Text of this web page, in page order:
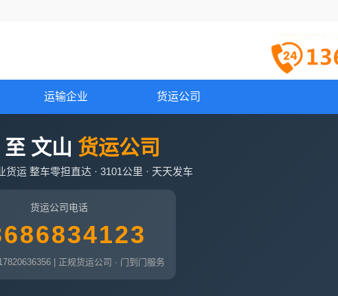
运输企业 货运公司
至 文山 货运公司
货运 整车零担直达 · 3101公里 · 天天发车
货运公司电话
| 正规货运公司 · 门到门服务